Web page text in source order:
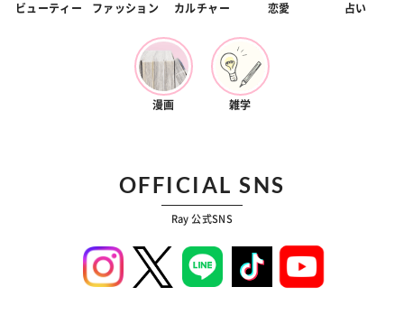
ビューティー ファッション カルチャー 恋愛 占い
漫画 雑学
OFFICIAL SNS
Ray 公式SNS